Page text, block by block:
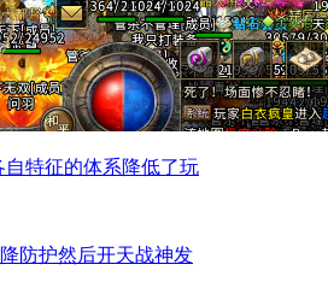
特征的体系降低了玩
防护然后开天战神发